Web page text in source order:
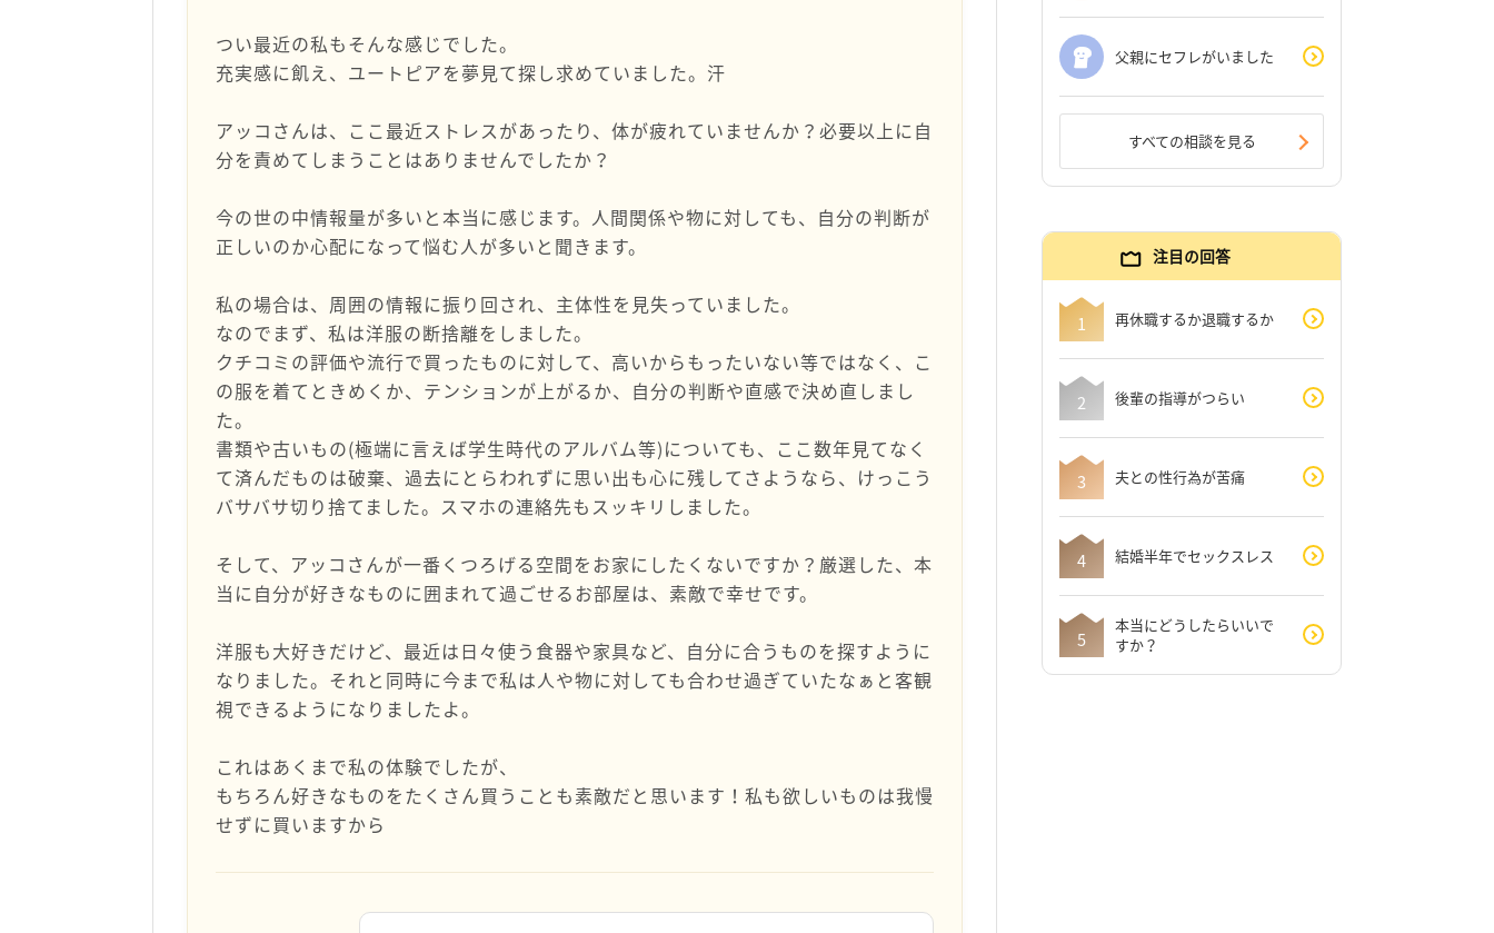
つい最近の私もそんな感じでした。
充実感に飢え、ユートピアを夢見て探し求めていました。汗
アッコさんは、ここ最近ストレスがあったり、体が疲れていませんか？必要以上に自
分を責めてしまうことはありませんでしたか？
今の世の中情報量が多いと本当に感じます。人間関係や物に対しても、自分の判断が
正しいのか心配になって悩む人が多いと聞きます。
私の場合は、周囲の情報に振り回され、主体性を見失っていました。
なのでまず、私は洋服の断捨離をしました。
クチコミの評価や流行で買ったものに対して、高いからもったいない等ではなく、こ
の服を着てときめくか、テンションが上がるか、自分の判断や直感で決め直しまし
た。
書類や古いもの(極端に言えば学生時代のアルバム等)についても、ここ数年見てなく
て済んだものは破棄、過去にとらわれずに思い出も心に残してさようなら、けっこう
バサバサ切り捨てました。スマホの連絡先もスッキリしました。
そして、アッコさんが一番くつろげる空間をお家にしたくないですか？厳選した、本
当に自分が好きなものに囲まれて過ごせるお部屋は、素敵で幸せです。
洋服も大好きだけど、最近は日々使う食器や家具など、自分に合うものを探すように
なりました。それと同時に今まで私は人や物に対しても合わせ過ぎていたなぁと客観
視できるようになりましたよ。
これはあくまで私の体験でしたが、
もちろん好きなものをたくさん買うことも素敵だと思います！私も欲しいものは我慢
せずに買いますから
父親にセフレがいました
すべての相談を見る
注目の回答
再休職するか退職するか
後輩の指導がつらい
夫との性行為が苦痛
結婚半年でセックスレス
本当にどうしたらいいで
すか？